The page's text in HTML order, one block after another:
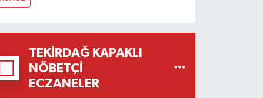
TEKIRDAĞ KAPAKLI
NÖBETÇI
ECZANELER